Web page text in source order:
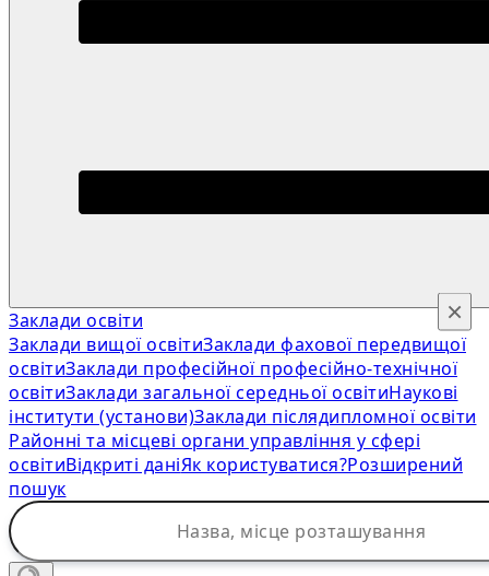
Заклади освіти
Заклади вищої освітиЗаклади фахової передвищої
освітиЗаклади професійної професійно-технічної
освітиЗаклади загальної середньої освітиНаукові
інститути (установи)Заклади післядипломної освіти
Районні та місцеві органи управління у сфері
освітиВідкриті даніЯк користуватися?Розширений
пошук
×